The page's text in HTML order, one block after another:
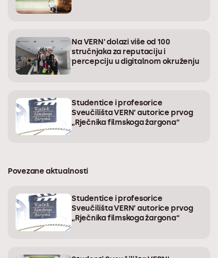
Na VERN’ dolazi više od 100
stručnjaka za reputaciju i
percepciju u digitalnom okruženju
Studentice i profesorice
Sveučilišta VERN’ autorice prvog
„Rječnika filmskoga žargona“
Povezane aktualnosti
Studentice i profesorice
Sveučilišta VERN’ autorice prvog
„Rječnika filmskoga žargona“